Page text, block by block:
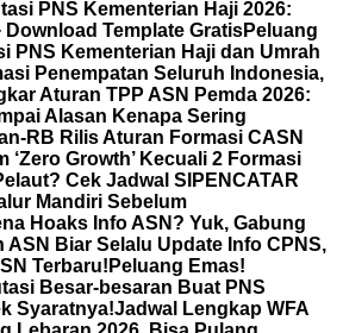
PNS Kementerian Haji 2026:
Template GratisPeluang
PNS Kementerian Haji dan Umrah
Penempatan Seluruh Indonesia,
Aturan TPP ASN Pemda 2026:
Alasan Kenapa Sering
RB Rilis Aturan Formasi CASN
‘Zero Growth’ Kecuali 2 Formasi
Cek Jadwal SIPENCATAR
Mandiri Sebelum
Hoaks Info ASN? Yuk, Gabung
ASN Biar Selalu Update Info CPNS,
Terbaru! Peluang Emas!
Besar-besaran Buat PNS
Syaratnya!Jadwal Lengkap WFA